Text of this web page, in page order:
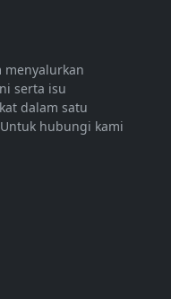
menyalurkan
serta isu
dalam satu
hubungi kami